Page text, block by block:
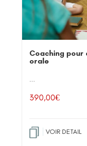
Coaching
orale
...
390,00€
VOIR DETAIL